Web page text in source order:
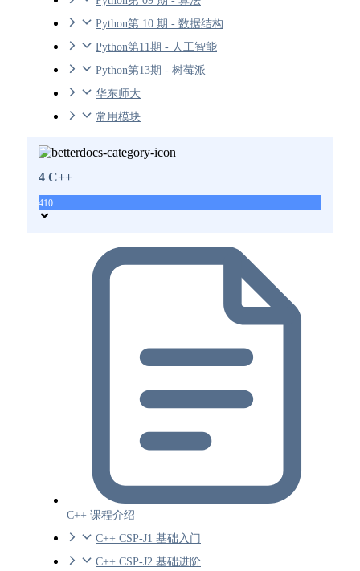
Python第 10 期 - 数据结构
Python第11期 - 人工智能
Python第13期 - 树莓派
华东师大
常用模块
4 C++
410
C++ 课程介绍
C++ CSP-J1 基础入门
C++ CSP-J2 基础进阶